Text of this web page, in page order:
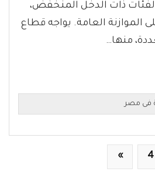
ذات الدخل المنخفض،
العامة. يواجه قطاع
منها…
فى مصر
4
»